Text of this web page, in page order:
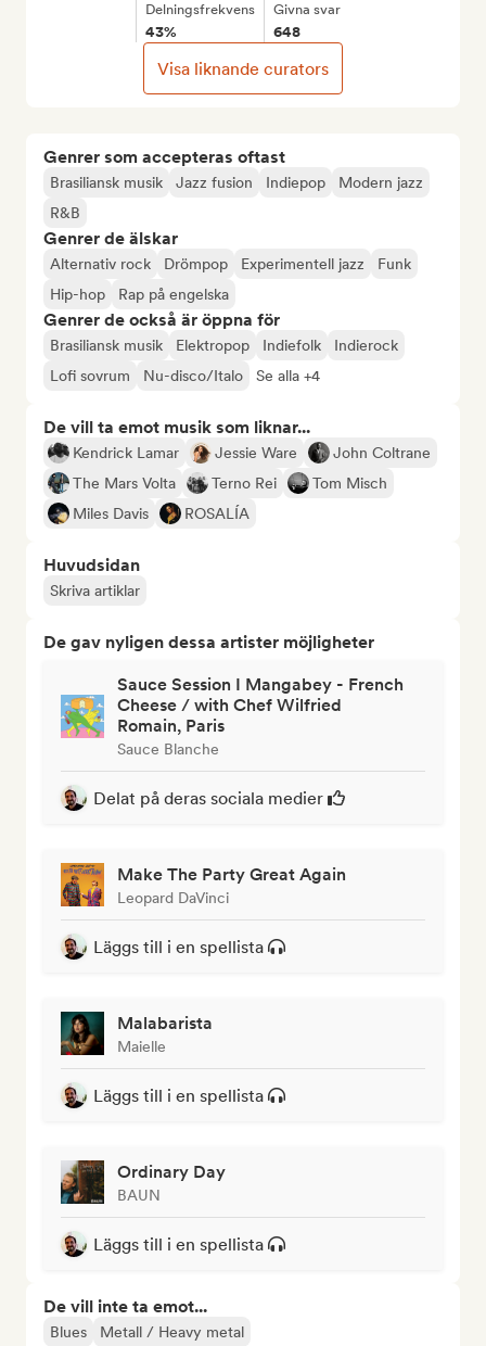
Genrer som accepteras oftast
Brasiliansk musik Jazz fusion Indiepop
Modern jazz
R&B
Genrer de älskar
Alternativ rock Drömpop Experimentell jazz
Funk
Hip-hop
Rap på engelska
Genrer de också är öppna för
Brasiliansk musik Elektropop Indiefolk
Indierock
Lofi sovrum
Nu-disco/Italo Se alla +4
De vill ta emot musik som liknar...
Kendrick Lamar Jessie Ware
John Coltrane
The Mars Volta
Terno Rei
Tom Misch
Miles Davis
ROSALÍA
Huvudsidan
Skriva artiklar
De gav nyligen dessa artister möjligheter
Sauce Session I Mangabey - French
Cheese / with Chef Wilfried
Romain, Paris
Sauce Blanche
Delat på deras sociala medier
Make The Party Great Again
Leopard DaVinci
Läggs till i en spellista
Malabarista
Maielle
Läggs till i en spellista
Ordinary Day
BAUN
Läggs till i en spellista
De vill inte ta emot...
Blues Metall / Heavy metal
Delningsfrekvens
43%
Givna svar
648
Visa liknande curators